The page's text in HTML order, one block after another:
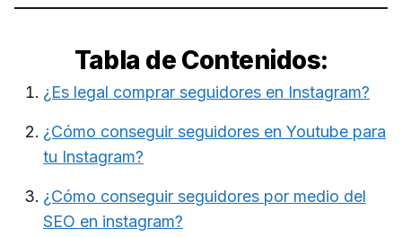
Tabla de Contenidos:
¿Es legal comprar seguidores en Instagram?
¿Cómo conseguir seguidores en Youtube para
tu Instagram?
¿Cómo conseguir seguidores por medio del
SEO en instagram?